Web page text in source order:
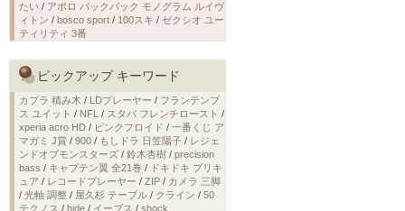
たい / アポロ バックパック モノグラム ルイヴ
ィトン / bosco sport / 100スキ / ゼクシオ ユー
ティリティ 3番
ピックアップ キーワード
カプラ 積み木 / LDプレーヤー / フランテンプ
ス ユイット / NFL / スタバ フレンチロースト /
xperia acro HD / ピンクフロイド / 一番くじ ア
マガミ J賞 / 900 / もしドラ 日笠陽子 / レジェ
ンドオブモンスターズ / 鈴木杏樹 / precision
bass / キャプテン翼 全21巻 / ドキドキ プリキ
ュア / レコードプレーヤー / ZIP / カメラ 三脚
/ 光軸 調整 / 屋久杉 テーブル / クライン / 50
テクノス / hide / イーブス / shock